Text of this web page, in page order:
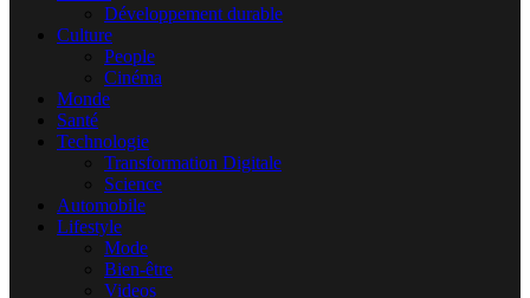
Développement durable
Culture
People
Cinéma
Monde
Santé
Technologie
Transformation Digitale
Science
Automobile
Lifestyle
Mode
Bien-être
Videos